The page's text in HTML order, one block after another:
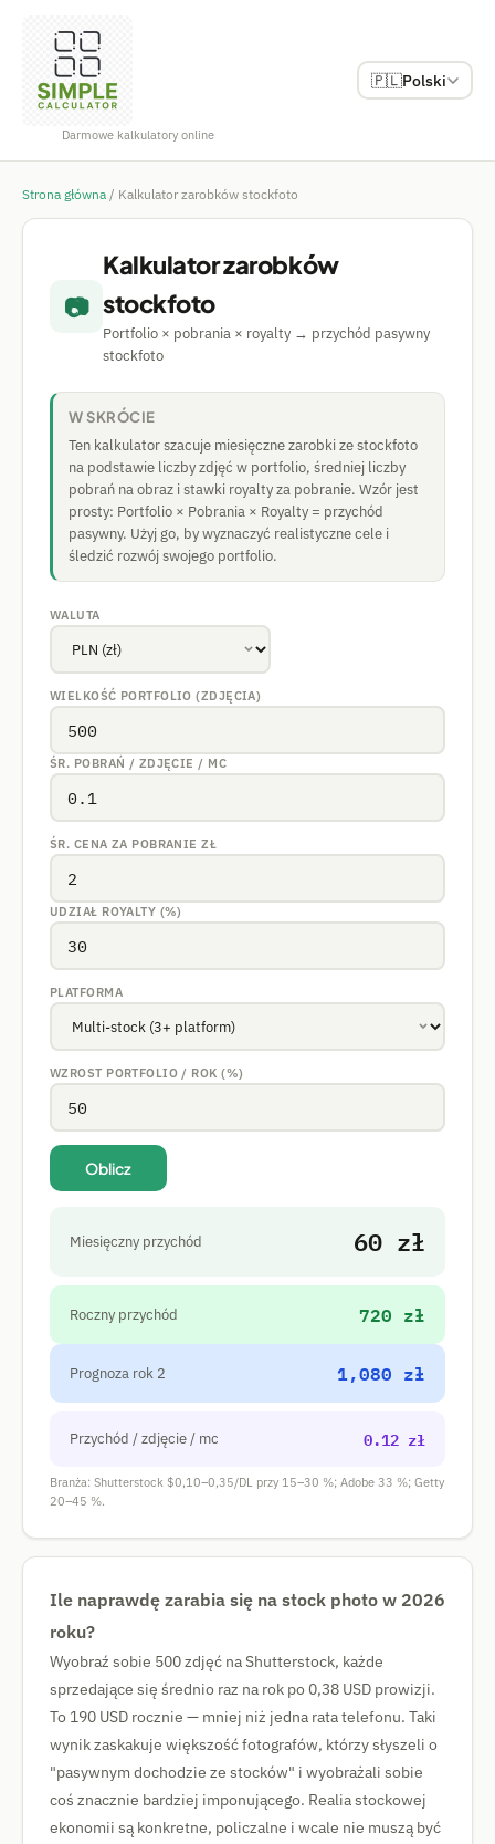
Darmowe kalkulatory online
🇵🇱Polski
Strona główna / Kalkulator zarobków stockfoto
📷
Kalkulator zarobków
stockfoto
Portfolio × pobrania × royalty → przychód pasywny
stockfoto
W SKRÓCIE
Ten kalkulator szacuje miesięczne zarobki ze stockfoto
na podstawie liczby zdjęć w portfolio, średniej liczby
pobrań na obraz i stawki royalty za pobranie. Wzór jest
prosty: Portfolio × Pobrania × Royalty = przychód
pasywny. Użyj go, by wyznaczyć realistyczne cele i
śledzić rozwój swojego portfolio.
WALUTA
WIELKOŚĆ PORTFOLIO (ZDJĘCIA)
ŚR. POBRAŃ / ZDJĘCIE / MC
ŚR. CENA ZA POBRANIEZŁ
UDZIAŁ ROYALTY (%)
PLATFORMA
WZROST PORTFOLIO / ROK (%)
Oblicz
Miesięczny przychód 60 zł
Roczny przychód 720 zł
Prognoza rok 2 1,080 zł
Przychód / zdjęcie / mc 0.12 zł
Branża: Shutterstock $0,10–0,35/DL przy 15–30 %; Adobe 33 %; Getty
20–45 %.
Ile naprawdę zarabia się na stock photo w 2026
roku?
Wyobraź sobie 500 zdjęć na Shutterstock, każde
sprzedające się średnio raz na rok po 0,38 USD prowizji.
To 190 USD rocznie — mniej niż jedna rata telefonu. Taki
wynik zaskakuje większość fotografów, którzy słyszeli o
"pasywnym dochodzie ze stocków" i wyobrażali sobie
coś znacznie bardziej imponującego. Realia stockowej
ekonomii są konkretne, policzalne i wcale nie muszą być